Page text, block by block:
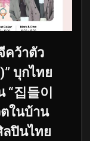
คว้าตัว
บุกไทย
집들이
ตในบ้าน
ปินไทย